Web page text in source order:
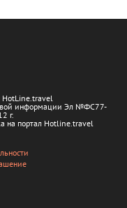
информации Эл №ФС77-
г.
на портал Hotline.travel